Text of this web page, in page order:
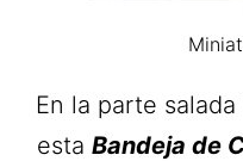
En la parte
esta Bandeja de